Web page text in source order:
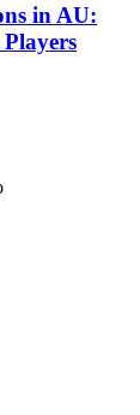
in AU: